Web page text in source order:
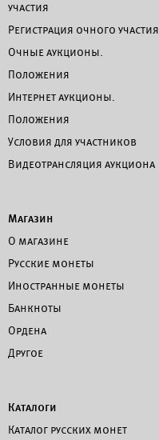
участия
Регистрация очного участия
Очные аукционы.
Положения
Интернет аукционы.
Положения
Условия для участников
Видеотрансляция аукциона
Магазин
О магазине
Русские монеты
Иностранные монеты
Банкноты
Ордена
Другое
Каталоги
Каталог русских монет